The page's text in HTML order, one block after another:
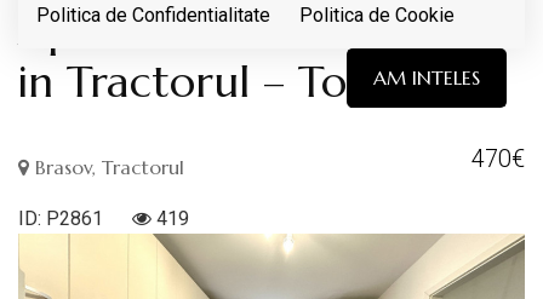
Politica de Confidentialitate Politica de Cookie
AM INTELES
Apartament de inchiriat
in Tractorul – Top City
Brasov, Tractorul 470€
ID: P2861 419